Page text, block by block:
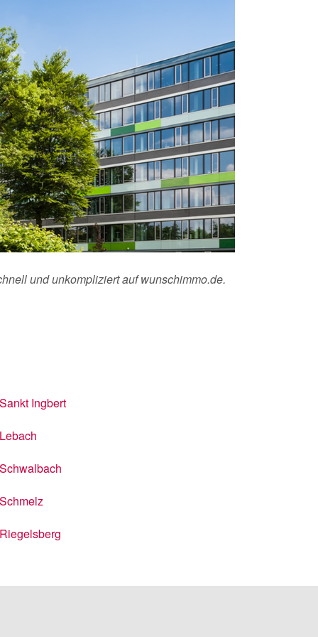
und unkompliziert auf wunschimmo.de.
Sankt Ingbert
Lebach
Schwalbach
Schmelz
Riegelsberg